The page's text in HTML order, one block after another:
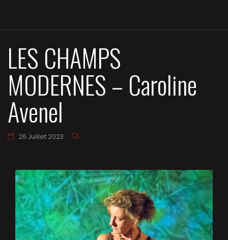
LES CHAMPS
MODERNES – Caroline
Avenel
26 Juillet 2023